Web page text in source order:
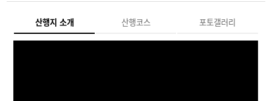
산행지 소개 산행코스 포토갤러리